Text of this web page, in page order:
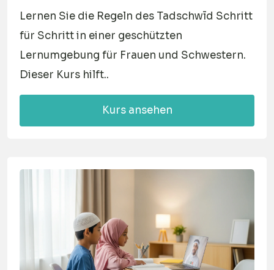
Lernen Sie die Regeln des Tadschwīd Schritt
für Schritt in einer geschützten
Lernumgebung für Frauen und Schwestern.
Dieser Kurs hilft..
Kurs ansehen